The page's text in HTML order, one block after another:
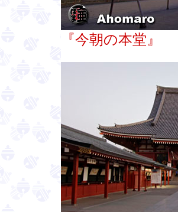
『今朝の本堂』